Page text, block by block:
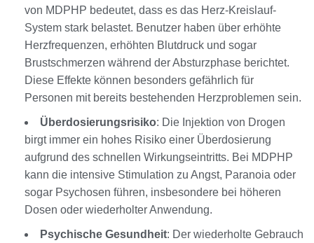
von MDPHP bedeutet, dass es das Herz-Kreislauf-
System stark belastet. Benutzer haben über erhöhte
Herzfrequenzen, erhöhten Blutdruck und sogar
Brustschmerzen während der Absturzphase berichtet.
Diese Effekte können besonders gefährlich für
Personen mit bereits bestehenden Herzproblemen sein.
Überdosierungsrisiko: Die Injektion von Drogen
birgt immer ein hohes Risiko einer Überdosierung
aufgrund des schnellen Wirkungseintritts. Bei MDPHP
kann die intensive Stimulation zu Angst, Paranoia oder
sogar Psychosen führen, insbesondere bei höheren
Dosen oder wiederholter Anwendung.
Psychische Gesundheit: Der wiederholte Gebrauch